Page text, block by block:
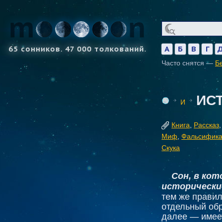
65 сонников. 47 000 толкований. А Б В Г
Часто снятся —
И
Книга Рассказ
Миф
Скука
Сон, в
тем же
отдельный
далее —